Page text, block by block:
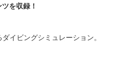
を収録！
イビングシミュレーション。